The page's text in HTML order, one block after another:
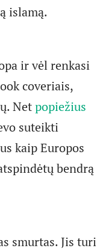
islamą.
ir vėl renkasi
coveriais,
Netpopiežius
suteikti
kaip Europos
bendrą
smurtas. Jis turi